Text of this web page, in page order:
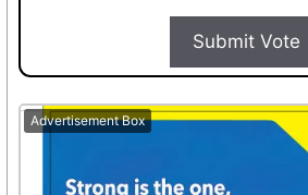
Submit Vote
Advertisement Box